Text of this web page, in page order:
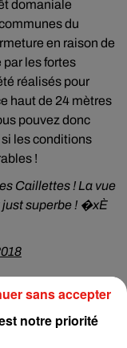
domaniale
du
en raison de
les fortes
réalisés pour
haut de 24 mètres
pouvez donc
les conditions
!
Caillettes ! La vue
just superbe ! �xÈ
notre priorité
sans accepter